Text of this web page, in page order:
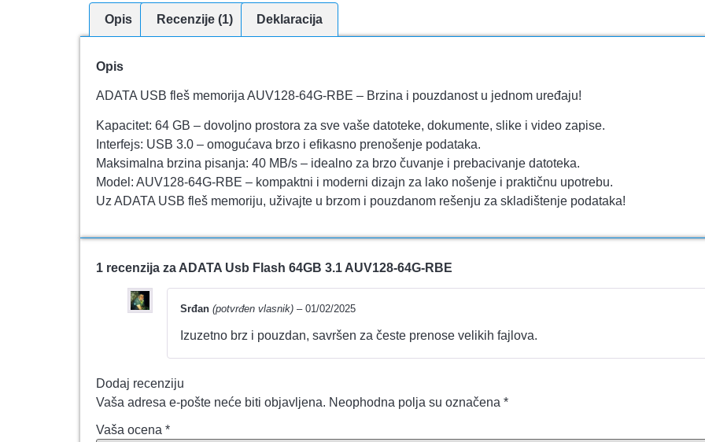
Opis Recenzije (1) Deklaracija
Opis
ADATA USB fleš memorija AUV128-64G-RBE – Brzina i pouzdanost u jednom uređaju!
Kapacitet: 64 GB – dovoljno prostora za sve vaše datoteke, dokumente, slike i video zapise.
Interfejs: USB 3.0 – omogućava brzo i efikasno prenošenje podataka.
Maksimalna brzina pisanja: 40 MB/s – idealno za brzo čuvanje i prebacivanje datoteka.
Model: AUV128-64G-RBE – kompaktni i moderni dizajn za lako nošenje i praktičnu upotrebu.
Uz ADATA USB fleš memoriju, uživajte u brzom i pouzdanom rešenju za skladištenje podataka!
1 recenzija za ADATA Usb Flash 64GB 3.1 AUV128-64G-RBE
Srđan (potvrđen vlasnik) – 01/02/2025
Izuzetno brz i pouzdan, savršen za česte prenose velikih fajlova.
Dodaj recenziju
Vaša adresa e-pošte neće biti objavljena. Neophodna polja su označena *
Vaša ocena *